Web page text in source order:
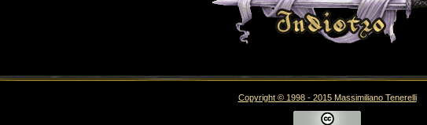
Copyright © 1998 - 2015 Massimiliano Tenerelli